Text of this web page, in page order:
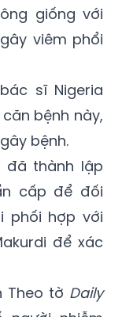
sĩ Nigeria
bệnh này,
bệnh.
đã thành lập
cấp để đối
phối hợp với
để xác
Theo tờDaily
nhiễm
trong đó